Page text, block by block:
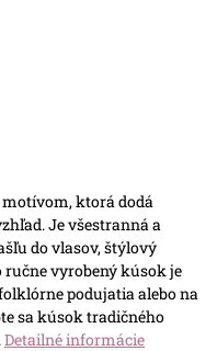
ktorá dodá
Je všestranná a
do vlasov, štýlový
ručne vyrobený kúsok je
podujatia alebo na
sa kúsok tradičného
Detailné informácie